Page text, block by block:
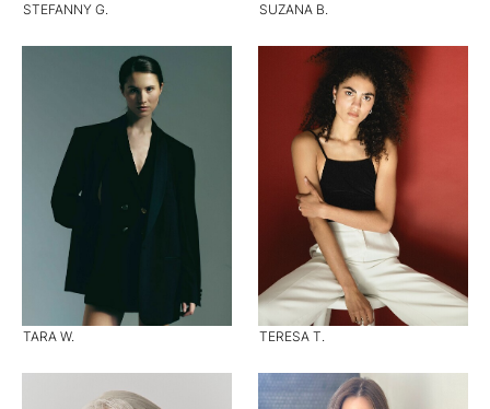
STEFANNY G. SUZANA B.
TARA W. TERESA T.